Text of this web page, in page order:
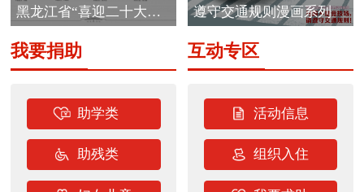
黑龙江省“喜迎二十大
志...
遵守交通规则漫画系列
我要捐助
助学类
助残类
互动专区
活动信息
组织入住